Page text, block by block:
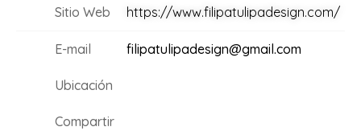
Sitio Web https://www.filipatulipadesign.com/
E-mail filipatulipadesign@gmail.com
Ubicación
Compartir